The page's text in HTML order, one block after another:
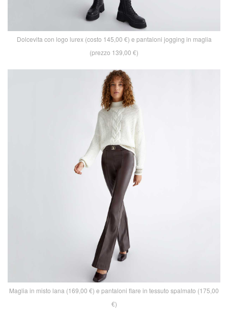
Dolcevita con logo lurex (costo 145,00 €) e pantaloni jogging in maglia
(prezzo 139,00 €)
Maglia in misto lana (169,00 €) e pantaloni flare in tessuto spalmato (175,00
€)